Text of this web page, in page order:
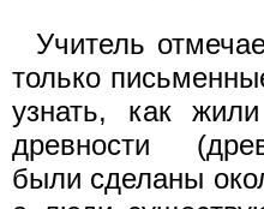
Учитель
только
узнать, как
древности
были сделаны